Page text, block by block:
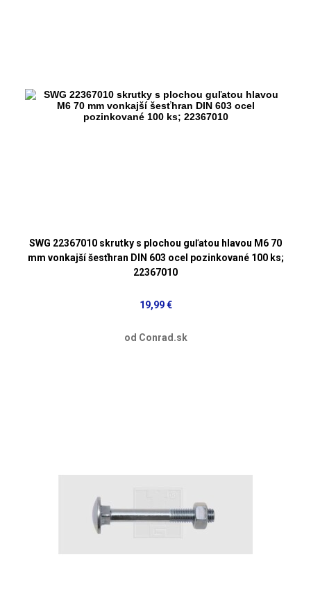
SWG 22367010 skrutky s plochou guľatou hlavou M6 70
mm vonkajší šesťhran DIN 603 ocel pozinkované 100 ks;
22367010
19,99 €
od Conrad.sk